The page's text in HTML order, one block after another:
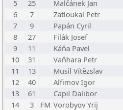
5
25 Malčánek Jan
6
7 Zatloukal Petr
7
9 Papán Cyril
8
27 Filák Josef
9
11 Káňa Pavel
10
31 Vaňhara Petr
11
13 Musil Vítězslav
12
40 Alfimov Igor
13
61 Capil Dalibor
14
3 FM Vorobyov Yrij